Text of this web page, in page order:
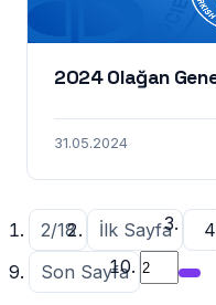
2024 Olağan
31.05.2024
2/18 İlk Sayfa
Son Sayfa